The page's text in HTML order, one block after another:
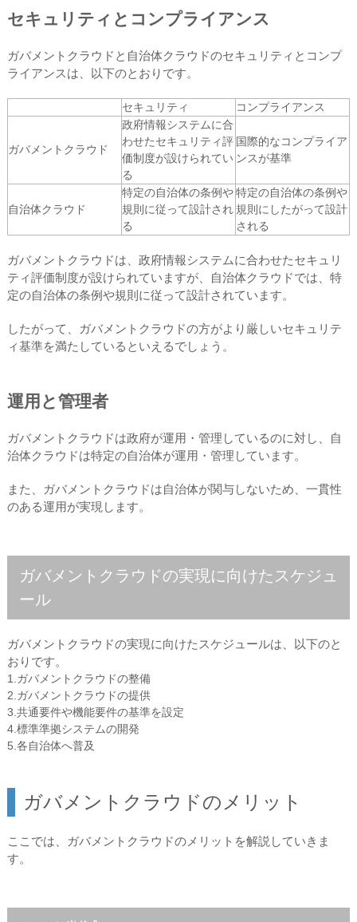
セキュリティとコンプライアンス
ガバメントクラウドと自治体クラウドのセキュリティとコンプ
ライアンスは、以下のとおりです。
セキュリティ コンプライアンス
ガバメントクラウド
政府情報システムに合
わせたセキュリティ評
価制度が設けられてい
る
国際的なコンプライア
ンスが基準
自治体クラウド
特定の自治体の条例や
規則に従って設計され
る
特定の自治体の条例や
規則にしたがって設計
される
ガバメントクラウドは、政府情報システムに合わせたセキュリ
ティ評価制度が設けられていますが、自治体クラウドでは、特
定の自治体の条例や規則に従って設計されています。
したがって、ガバメントクラウドの方がより厳しいセキュリテ
ィ基準を満たしているといえるでしょう。
運用と管理者
ガバメントクラウドは政府が運用・管理しているのに対し、自
治体クラウドは特定の自治体が運用・管理しています。
また、ガバメントクラウドは自治体が関与しないため、一貫性
のある運用が実現します。
ガバメントクラウドの実現に向けたスケジュ
ール
ガバメントクラウドの実現に向けたスケジュールは、以下のと
おりです。
1.ガバメントクラウドの整備
2.ガバメントクラウドの提供
3.共通要件や機能要件の基準を設定
4.標準準拠システムの開発
5.各自治体へ普及
ガバメントクラウドのメリット
ここでは、ガバメントクラウドのメリットを解説していきま
す。